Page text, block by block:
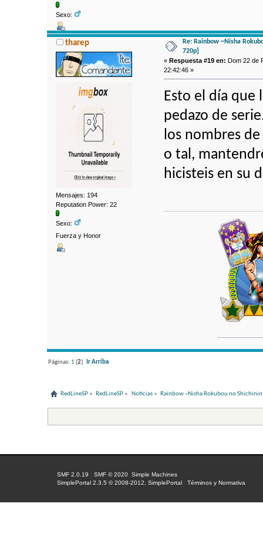
Sexo:
tharep
Mensajes: 194
Reputation Power: 22
Sexo:
Fuerza y Honor
Re: Rainbow ~Nisha
720p]
«Respuesta #19 en: Dom 22 de
22:42:46 »
Esto el día que
pedazo de
los nombres
o tal,
hicisteis en su
Páginas: 1 [2] Ir Arriba
RedLineSP » RedLineSP » Noticias» Rainbow ~Nisha Rokubou no
SMF 2.0.19 |SMF © 2020 ,Simple Machines
SimplePortal 2.3.5 © 2008-2012, SimplePortal
|Términos y Normativa